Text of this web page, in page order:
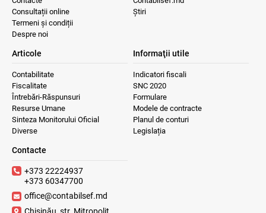
Consultații online
Termeni și condiții
Despre noi
Știri
Articole
Contabilitate
Fiscalitate
Întrebări-Răspunsuri
Resurse Umane
Sinteza Monitorului Oficial
Diverse
Informaţii utile
Indicatori fiscali
SNC 2020
Formulare
Modele de contracte
Planul de conturi
Legislația
Contacte
+373 22224937
+373 60347700
office@contabilsef.md